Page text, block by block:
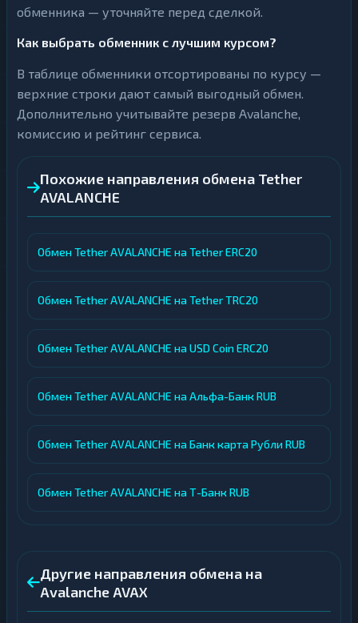
обменника — уточняйте перед сделкой.
Как выбрать обменник с лучшим курсом?
В таблице обменники отсортированы по курсу —
верхние строки дают самый выгодный обмен.
Дополнительно учитывайте резерв Avalanche,
комиссию и рейтинг сервиса.
Похожие направления обмена Tether
AVALANCHE
Обмен Tether AVALANCHE на Tether ERC20
Обмен Tether AVALANCHE на Tether TRC20
Обмен Tether AVALANCHE на USD Coin ERC20
Обмен Tether AVALANCHE на Альфа-Банк RUB
Обмен Tether AVALANCHE на Банк карта Рубли RUB
Обмен Tether AVALANCHE на Т-Банк RUB
Другие направления обмена на
Avalanche AVAX